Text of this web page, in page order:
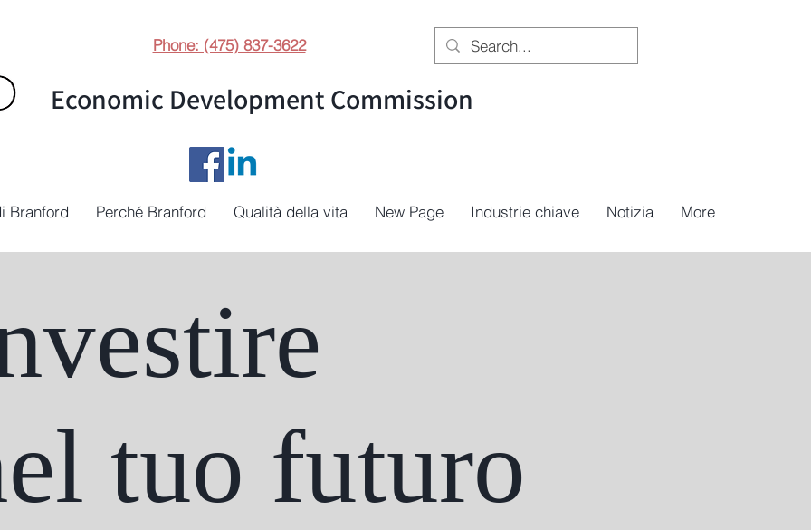
Phone: (475) 837-3622
Economic Development Commission
Branford Perché Branford Qualità della vita New Page Industrie chiave Notizia More
tuo futuro